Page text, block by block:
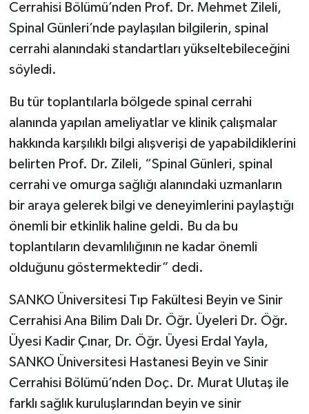
Cerrahisi Bölümü’nden Prof. Dr. Mehmet Zileli,
Spinal Günleri’nde paylaşılan bilgilerin, spinal
cerrahi alanındaki standartları yükseltebileceğini
söyledi.
Bu tür toplantılarla bölgede spinal cerrahi
alanında yapılan ameliyatlar ve klinik çalışmalar
hakkında karşılıklı bilgi alışverişi de yapabildiklerini
belirten Prof. Dr. Zileli, “Spinal Günleri, spinal
cerrahi ve omurga sağlığı alanındaki uzmanların
bir araya gelerek bilgi ve deneyimlerini paylaştığı
önemli bir etkinlik haline geldi. Bu da bu
toplantıların devamlılığının ne kadar önemli
olduğunu göstermektedir” dedi.
SANKO Üniversitesi Tıp Fakültesi Beyin ve Sinir
Cerrahisi Ana Bilim Dalı Dr. Öğr. Üyeleri Dr. Öğr.
Üyesi Kadir Çınar, Dr. Öğr. Üyesi Erdal Yayla,
SANKO Üniversitesi Hastanesi Beyin ve Sinir
Cerrahisi Bölümü’nden Doç. Dr. Murat Ulutaş ile
farklı sağlık kuruluşlarından beyin ve sinir